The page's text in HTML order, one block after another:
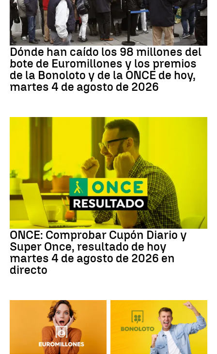
Loterías
Dónde han caído los 98 millones del
bote de Euromillones y los premios
de la Bonoloto y de la ONCE de hoy,
martes 4 de agosto de 2026
ONCE
ONCE: Comprobar Cupón Diario y
Super Once, resultado de hoy
martes 4 de agosto de 2026 en
directo
Euromillones